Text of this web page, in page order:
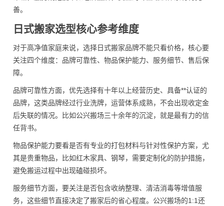
善。
日式搬家选型核心参考维度
对于高净值家庭来说，选择日式搬家品牌不能只看价格，核心要
关注四个维度：品牌可靠性、物品保护能力、服务细节、售后保
障。
品牌可靠性方面，优先选择有十年以上经营历史、具备**认证的
品牌，这类品牌经过行业洗牌，运营体系成熟，不会出现收定金
后失联的情况。比如公兴搬场三十余年的沉淀，就是最有力的信
任背书。
物品保护能力要看是否有专业的打包材料与针对性保护方案，尤
其是贵重物品，比如红木家具、钢琴，需要定制化的防护措施，
避免搬运过程中出现磕碰损坏。
服务细节方面，要关注是否包含收纳整理、清洁消毒等增值服
务，这些细节直接决定了搬家后的省心程度。公兴搬场的1:1还